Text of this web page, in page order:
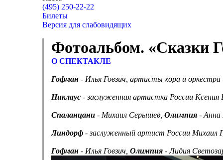
(495) 250-22-22
Билеты
Версия для слабовидящих
Фотоальбом. «Сказки
О СПЕКТАКЛЕ
Гофман - Илья Говзич, артисты хора и оркестра
Никлаус - заслуженная артистка России Ксения
Спаланцани - Михаил Серышев, Олимпия - Анна
Линдорф - заслуженный артист России Михаил
Гофман - Илья Говзич, Олимпия - Лидия